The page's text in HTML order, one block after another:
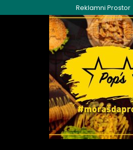
to
Reklamni Prostor